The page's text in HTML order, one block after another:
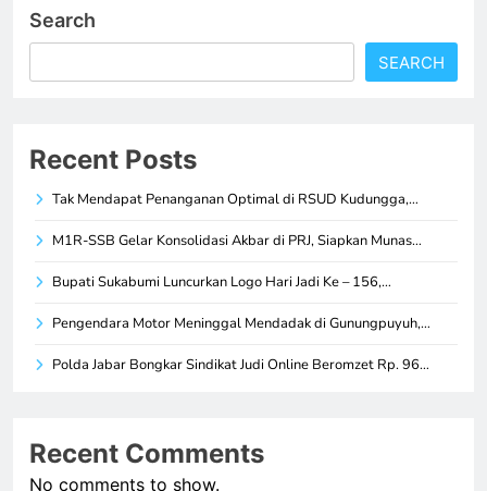
Search
SEARCH
Recent Posts
Tak Mendapat Penanganan Optimal di RSUD Kudungga,…
M1R-SSB Gelar Konsolidasi Akbar di PRJ, Siapkan Munas…
Bupati Sukabumi Luncurkan Logo Hari Jadi Ke – 156,…
Pengendara Motor Meninggal Mendadak di Gunungpuyuh,…
Polda Jabar Bongkar Sindikat Judi Online Beromzet Rp. 96…
Recent Comments
No comments to show.